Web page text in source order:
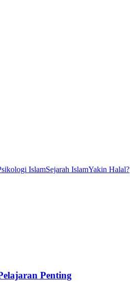
IslamSejarah IslamYakin Halal?
Penting